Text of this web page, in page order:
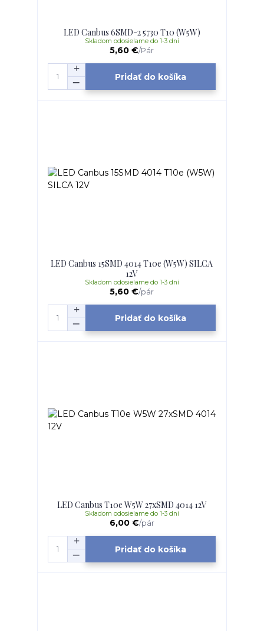
LED Canbus 6SMD-2 5730 T10 (W5W)
5,60 €/Pár
Skladom odosielame do 1-3 dní
Pridať do košíka
LED Canbus 15SMD 4014 T10e (W5W) SILCA
12V
5,60 €/pár
Skladom odosielame do 1-3 dní
Pridať do košíka
LED Canbus T10e W5W 27xSMD 4014 12V
6,00 €/pár
Skladom odosielame do 1-3 dní
Pridať do košíka